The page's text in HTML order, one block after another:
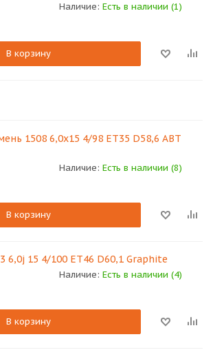
Наличие: Есть в наличии (1)
В корзину
1508 6,0x15 4/98 ET35 D58,6 ABT
Наличие: Есть в наличии (8)
В корзину
6,0j 15 4/100 ET46 D60,1 Graphite
Наличие: Есть в наличии (4)
В корзину